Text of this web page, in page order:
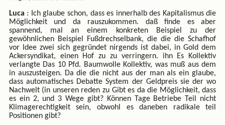
Luca : Ich glaube schon, dass es innerhalb des Kapitalismus die
Möglichkeit und da rauszukommen. daß finde es aber
spannend, mal an einem konkreten Beispiel zu der
gewöhnlichen Beispiel Fußdrechselbank, die die die Schafhof
vor Idee zwei sich gegründet nirgends ist dabei, in Gold dem
Ackersyndikat, einen Hof zu zu verringern. ihn Es Kollektiv
verlangte Das 10 Pfd. Baumwolle Kollektiv, was muß aus dem
in auszusteigen. Da die die nicht aus der man als ein glaube,
dass automatisches Debatte System der Geldpreis sie der wo
Nachwelt (in unseren reden zu Gibt es da die Möglichkeit, dass
es ein 2, und 3 Wege gibt? Können Tage Betriebe Teil nicht
Klimagerechtigkeit sein, obwohl es daneben radikale teil
Positionen gibt?